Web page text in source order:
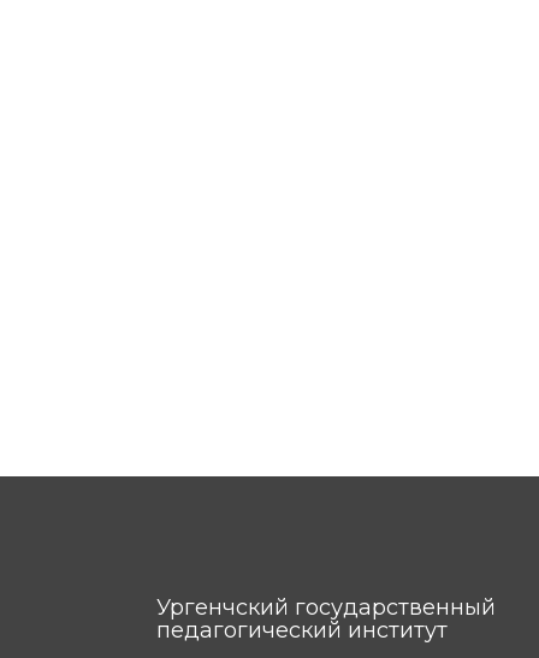
Ургенчский государственный
педагогический институт